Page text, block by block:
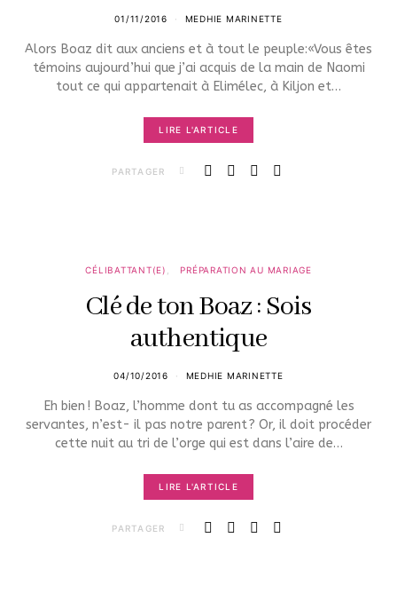
01/11/2016 MEDHIE MARINETTE
Alors Boaz dit aux anciens et à tout le peuple:«Vous êtes
témoins aujourd’hui que j’ai acquis de la main de Naomi
tout ce qui appartenait à Elimélec, à Kiljon et…
LIRE L'ARTICLE
PARTAGER
CÉLIBATTANT(E) PRÉPARATION AU MARIAGE
Clé de ton Boaz : Sois
authentique
04/10/2016 MEDHIE MARINETTE
Eh bien ! Boaz, l’homme dont tu as accompagné les
servantes, n’est- il pas notre parent ? Or, il doit procéder
cette nuit au tri de l’orge qui est dans l’aire de…
LIRE L'ARTICLE
PARTAGER